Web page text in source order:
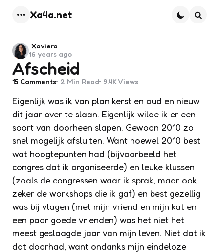
Xa4a.net
Afscheid
Posted
by
Xaviera
16 years ago
15 Comments 2 Min Read 9.4K Views
Eigenlijk was ik van plan kerst en oud en nieuw
dit jaar over te slaan. Eigenlijk wilde ik er een
soort van doorheen slapen. Gewoon 2010 zo
snel mogelijk afsluiten. Want hoewel 2010 best
wat hoogtepunten had (bijvoorbeeld het
congres dat ik organiseerde) en leuke klussen
(zoals de congressen waar ik sprak, maar ook
zeker de workshops die ik gaf) en best gezellig
was bij vlagen (met mijn vriend en mijn kat en
een paar goede vrienden) was het niet het
meest geslaagde jaar van mijn leven. Niet dat ik
dat doorhad, want ondanks mijn eindeloze